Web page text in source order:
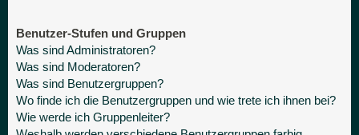
Benutzer-Stufen und Gruppen
Was sind Administratoren?
Was sind Moderatoren?
Was sind Benutzergruppen?
Wo finde ich die Benutzergruppen und wie trete ich ihnen bei?
Wie werde ich Gruppenleiter?